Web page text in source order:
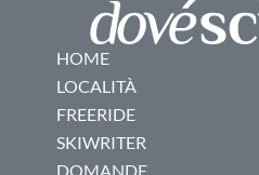
HOME
LOCALITÀ
FREERIDE
SKIWRITER
DOMANDE